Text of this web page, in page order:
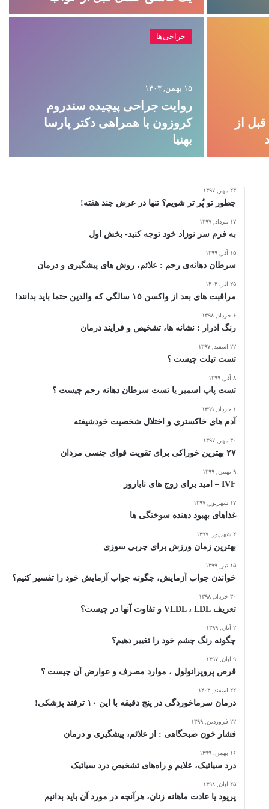
که قبل از
جراحی‌ها
۱۵ بهمن, ۱۴۰۳
روایت جراحی پیچیده سندروم
کروزون با همراهی دکتر پارسا
بهنیا
۲۳ مهر, ۱۳۹۷
چطور تو پُر تر شویم؟ تنها در عرض چند هفته!
۱۷ مرداد, ۱۳۹۷
به فرم سر نوزاد خود توجه کنید- بخش اول
۱۵ آذر, ۱۳۹۹
سرطان دهانه‌ی رحم : علائم، روش های پیشگیری و درمان
۲۵ آذر, ۱۴۰۳
مراقبت های بعد از واکسن ۱۵ سالگی که والدین حتما باید بدانند!
۶ خرداد, ۱۳۹۸
رنگ ادرار : نشانه ها، تشخیص و فرایند درمان
۲۲ اسفند, ۱۳۹۷
تست تیلت چیست ؟
۸ آذر, ۱۳۹۹
تست پاپ اسمیر یا تست سرطان دهانه رحم چیست ؟
۱ خرداد, ۱۳۹۹
آدم های خاکستری و اختلال شخصیت خودشیفته
۳۰ مهر, ۱۳۹۷
۲۷ بهترین خوراکی برای تقویت قوای جنسی مردان
۹ بهمن, ۱۳۹۹
IVF – امید برای زوج های نابارور
۱۷ شهریور, ۱۳۹۷
غذاهای بهبود دهنده سوختگی ها
۲ شهریور, ۱۳۹۷
بهترین زمان ورزش برای چربی سوزی
۱۵ تیر, ۱۳۹۹
خواندن جواب آزمایش، چگونه جواب آزمایش خود را تفسیر کنیم؟
۳۰ خرداد, ۱۳۹۸
تعریف VLDL ، LDL و تفاوت آنها در چیست؟
۲ آبان, ۱۳۹۹
چگونه رنگ چشم خود را تغییر دهیم؟
۹ آبان, ۱۳۹۷
قرص پروپرانولول ، موارد مصرف و عوارض آن چیست ؟
۲۲ اسفند, ۱۴۰۳
درمان سرماخوردگی در پنج دقیقه با این ۱۰ ترفند پزشکی!
۲۲ فروردین, ۱۳۹۹
فشار خون صبحگاهی : از علائم، پیشگیری و درمان
۱۶ بهمن, ۱۳۹۹
درد سیاتیک، علایم و راه‌های تشخیص درد سیاتیک
۲۵ آبان, ۱۳۹۸
پریود یا عادت ماهانه زنان، هرآنچه در مورد آن باید بدانیم